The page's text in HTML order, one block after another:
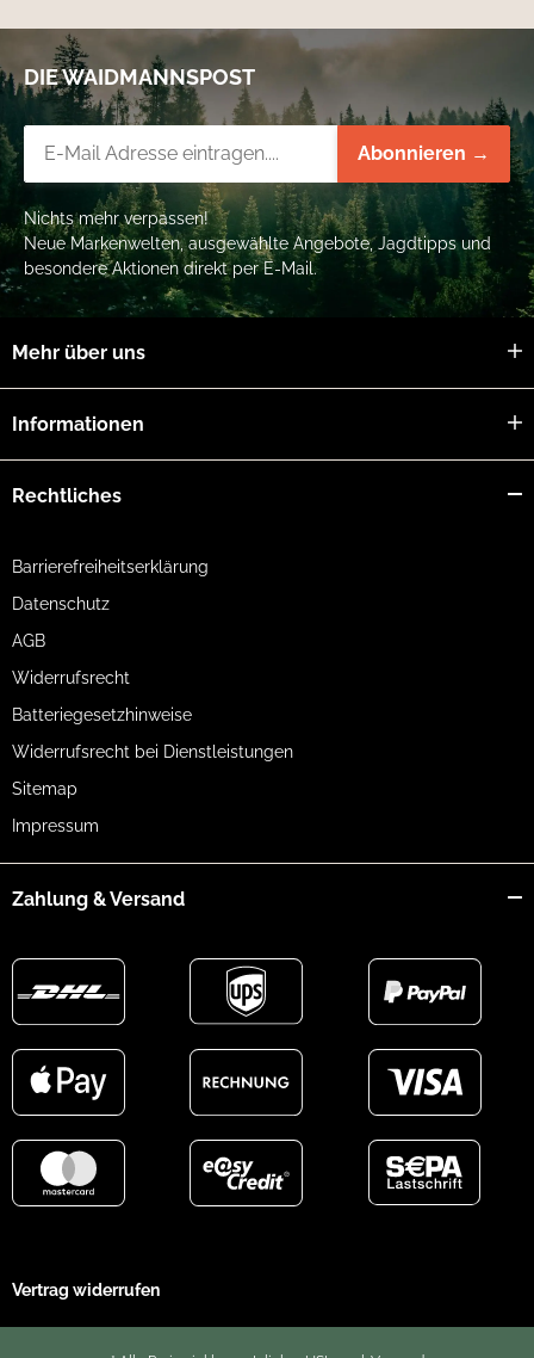
DIE WAIDMANNSPOST
Abonnieren →
Nichts mehr verpassen!
Neue Markenwelten, ausgewählte Angebote, Jagdtipps und
besondere Aktionen direkt per E-Mail.
Mehr über uns
Informationen
Rechtliches
Barrierefreiheitserklärung
Datenschutz
AGB
Widerrufsrecht
Batteriegesetzhinweise
Widerrufsrecht bei Dienstleistungen
Sitemap
Impressum
Zahlung & Versand
Vertrag widerrufen